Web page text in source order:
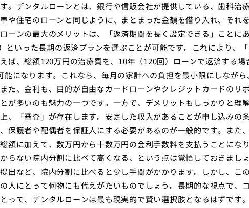
。デンタルローンとは、銀行や信販会社が提供している、歯科治
や住宅のローンと同じように、まとまった金額を借り入れ、それ
ーンの最大のメリットは、「返済期間を長く設定できる」ことに
といった長期の返済プランを選ぶことが可能です。これにより、
ば、総額120万円の治療費を、10年（120回）ローンで返済する場
になります。これなら、毎月の家計への負担を最小限にしながら
た、金利も、目的が自由なカードローンやクレジットカードのリ
が多いのも魅力の一つです。一方で、デメリットもしっかりと理
、「審査」が存在します。安定した収入があることが申し込みの
保護者や配偶者を保証人にする必要があるのが一般的です。また
額に加えて、数万円から十数万円の金利手数料を支払うことにな
らない院内分割に比べて高くなる、という点は覚悟しておきまし
出など、院内分割に比べると少し手間がかかります。しかし、こ
人にとって何物にも代えがたいものでしょう。長期的な視点で、
って、デンタルローンは最も現実的で賢い選択肢となるはずです。